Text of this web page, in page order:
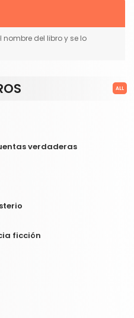
nombre del libro y se lo
ALL
verdaderas
ficción